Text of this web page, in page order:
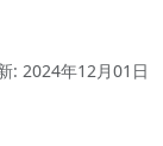
: 2024年12月01日